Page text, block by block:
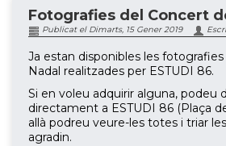
Fotografies del Concert
Publicat el Dimarts, 15 Gener 2019
Ja estan disponibles les
Nadal realitzades per ESTUDI 86.
Si en voleu adquirir alguna, podeu
directament a ESTUDI 86 (Plaça
allà podreu veure-les totes i triar
agradin.